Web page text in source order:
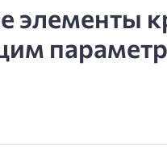
элементы